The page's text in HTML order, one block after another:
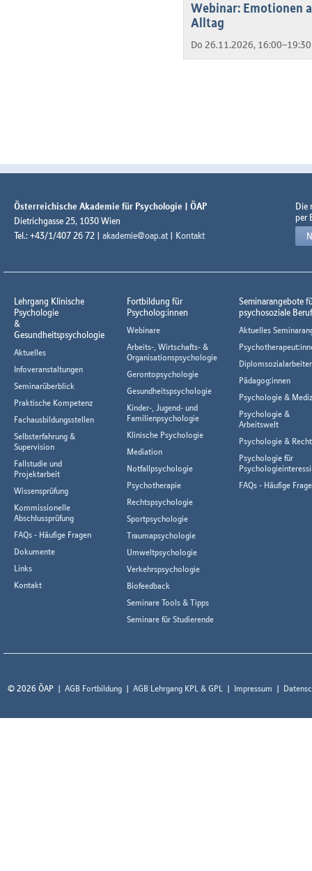
Webinar: Emotionen
Alltag
Do 26.11.2026,
Österreichische Akademie für Psychologie | ÖAP
Dietrichgasse 25, 1030 Wien
Tel.: +43/1/407 26 72 | akademie@oap.at | Kontakt
Die
per
Lehrgang Klinische
Psychologie
&
Gesundheitspsychologie
Aktuelles
Infoveranstaltungen
Seminarüberblick
Praktische Kompetenz
Fachausbildungsstellen
Selbsterfahrung &
Supervision
Fallstudie und
Projektarbeit
Wissensprüfung
Kommissionelle
Abschlussprüfung
FAQs - Häufige Fragen
Dokumente
Links
Kontakt
Fortbildung für
Psycholog:innen
Webinare
Arbeits-, Wirtschafts- &
Organisationspsychologie
Gerontopsychologie
Gesundheitspsychologie
Kinder-, Jugend- und
Familienpsychologie
Klinische Psychologie
Mediation
Notfallpsychologie
Psychotherapie
Rechtspsychologie
Sportpsychologie
Traumapsychologie
Umweltpsychologie
Verkehrspsychologie
Biofeedback
Seminare Tools & Tipps
Seminare für Studierende
Seminarangebote
psychosoziale
Aktuelles
Pädagog:innen
Psychologie &
Psychologie &
Arbeitswelt
Psychologie & Recht
Psychologie für
FAQs - Häufige
© 2026 ÖAP AGB Fortbildung AGB Lehrgang KPL & GPL Impressum